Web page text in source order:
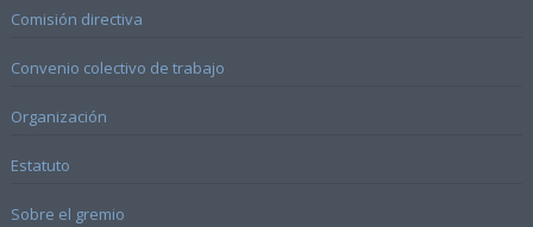
Comisión directiva
Convenio colectivo de trabajo
Organización
Estatuto
Sobre el gremio